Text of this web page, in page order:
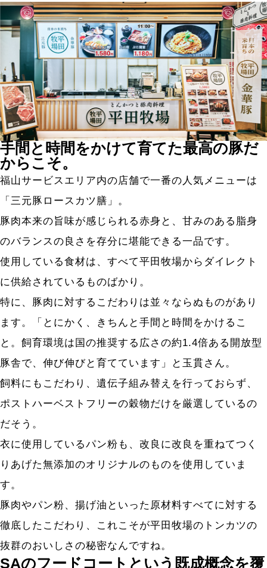
手間と時間をかけて育てた最高の豚だ
からこそ。
福山サービスエリア内の店舗で一番の人気メニューは
「三元豚ロースカツ膳」。
豚肉本来の旨味が感じられる赤身と、甘みのある脂身
のバランスの良さを存分に堪能できる一品です。
使用している食材は、すべて平田牧場からダイレクト
に供給されているものばかり。
特に、豚肉に対するこだわりは並々ならぬものがあり
ます。「とにかく、きちんと手間と時間をかけるこ
と。飼育環境は国の推奨する広さの約1.4倍ある開放型
豚舎で、伸び伸びと育てています」と玉貫さん。
飼料にもこだわり、遺伝子組み替えを行っておらず、
ポストハーベストフリーの穀物だけを厳選しているの
だそう。
衣に使用しているパン粉も、改良に改良を重ねてつく
りあげた無添加のオリジナルのものを使用していま
す。
豚肉やパン粉、揚げ油といった原材料すべてに対する
徹底したこだわり、これこそが平田牧場のトンカツの
抜群のおいしさの秘密なんですね。
SAのフードコートという既成概念を覆